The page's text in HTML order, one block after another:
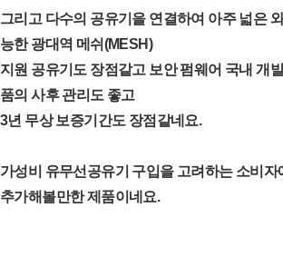
그리고 다수의 공유기을 연결하여 아주 넓은
능한 광대역 메쉬(MESH)
지원 공유기도 장점같고 보안 펌웨어 국내 개
품의 사후 관리도 좋고
3년 무상 보증기간도 장점같네요.
가성비 유무선공유기 구입을 고려하는 소비자
추가해볼만한 제품이네요.